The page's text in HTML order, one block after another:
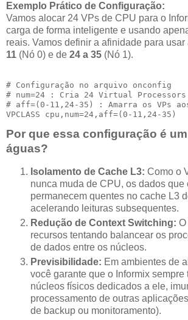
Exemplo Prático de Configuração:
Vamos alocar 24 VPs de CPU para o
carga de forma inteligente e usando
reais. Vamos definir a afinidade para
11 (Nó 0) e de 24 a 35 (Nó 1).
# Configuração no arquivo onconfig
# num=24 : Cria 24 Virtual Processors
# aff=(0-11,24-35) : Amarra os VPs
Por que essa configuração é
águas?
Isolamento de Cache L3: Como o
nunca muda de CPU, os dados que
permanecem quentes no cache L3
acelerando leituras subsequentes.
Redução de Context Switching: O
recursos tentando balancear os
de dados entre os núcleos.
Previsibilidade: Em ambientes de
você garante que o Informix sempre
núcleos físicos dedicados a ele,
processamento de outras
de backup ou monitoramento).